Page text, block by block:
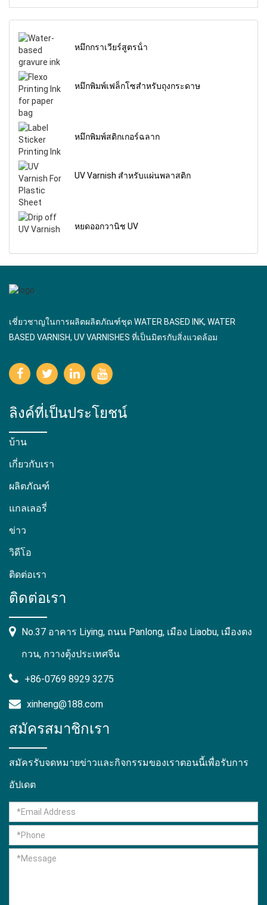
หมึกกราเวียร์สูตรน้ํา
หมึกพิมพ์เฟล็กโซสําหรับถุงกระดาษ
หมึกพิมพ์สติกเกอร์ฉลาก
UV Varnish สําหรับแผ่นพลาสติก
หยดออกวานิช UV
เชี่ยวชาญในการผลิตผลิตภัณฑ์ชุด WATER BASED INK, WATER
BASED VARNISH, UV VARNISHES ที่เป็นมิตรกับสิ่งแวดล้อม
ลิงค์ที่เป็นประโยชน์
บ้าน
เกี่ยวกับเรา
ผลิตภัณฑ์
แกลเลอรี่
ข่าว
วิดีโอ
ติดต่อเรา
ติดต่อเรา
No.37 อาคาร Liying, ถนน Panlong, เมือง Liaobu, เมืองตง
กวน, กวางตุ้งประเทศจีน
+86-0769 8929 3275
xinheng@188.com
สมัครสมาชิกเรา
สมัครรับจดหมายข่าวและกิจกรรมของเราตอนนี้เพื่อรับการ
อัปเดต